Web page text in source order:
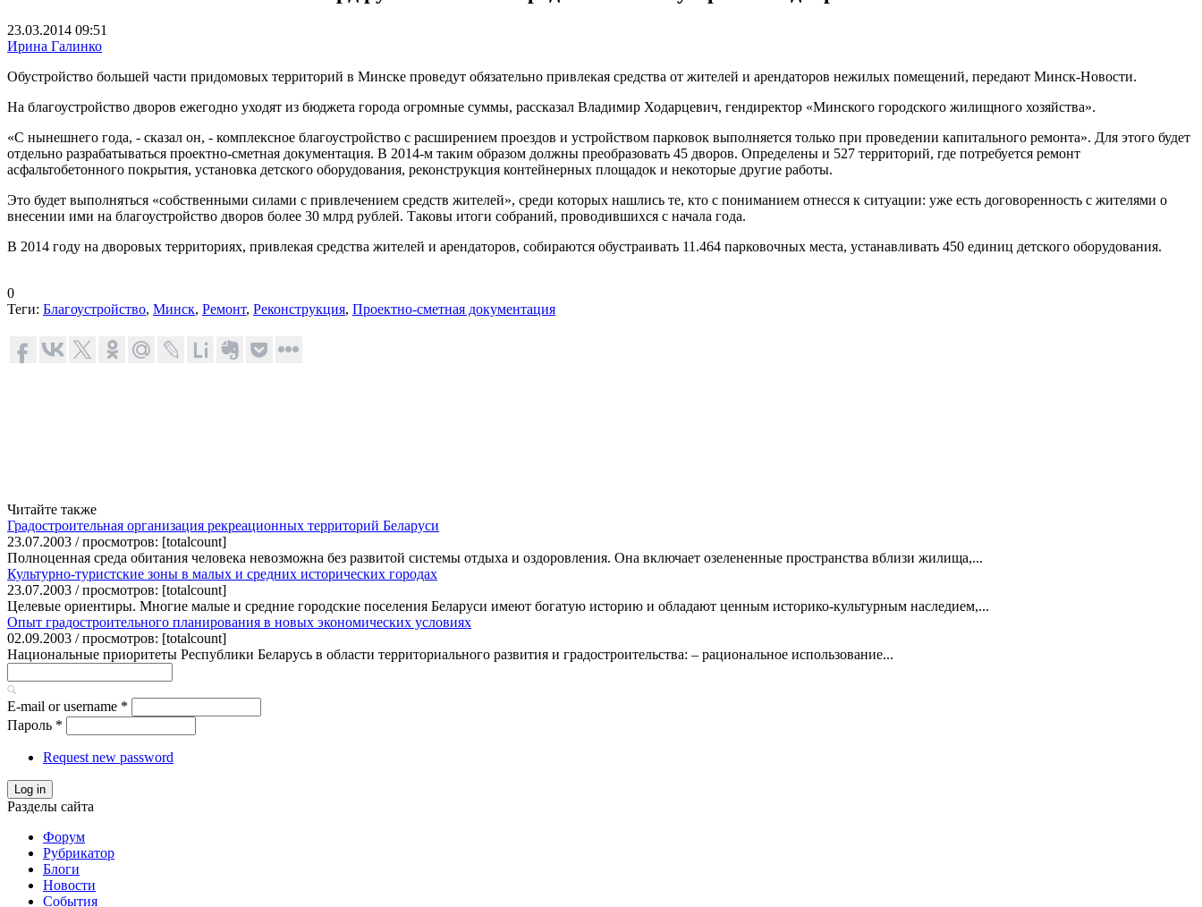
23.03.2014 09:51
Ирина Галинко
Обустройство большей части придомовых территорий в Минске проведут обязательно привлекая средства от жителей и арендаторов нежилых помещений, передают Минск-Новости.
На благоустройство дворов ежегодно уходят из бюджета города огромные суммы, рассказал Владимир Ходарцевич, гендиректор «Минского городского жилищного хозяйства».
«С нынешнего года, - сказал он, - комплексное благоустройство с расширением проездов и устройством парковок выполняется только при проведении капитального ремонта». Для этого будет
отдельно разрабатываться проектно-сметная документация. В 2014-м таким образом должны преобразовать 45 дворов. Определены и 527 территорий, где потребуется ремонт
асфальтобетонного покрытия, установка детского оборудования, реконструкция контейнерных площадок и некоторые другие работы.
Это будет выполняться «собственными силами с привлечением средств жителей», среди которых нашлись те, кто с пониманием отнесся к ситуации: уже есть договоренность с жителями о
внесении ими на благоустройство дворов более 30 млрд рублей. Таковы итоги собраний, проводившихся с начала года.
В 2014 году на дворовых территориях, привлекая средства жителей и арендаторов, собираются обустраивать 11.464 парковочных места, устанавливать 450 единиц детского оборудования.
0
Теги: Благоустройство, Минск, Ремонт, Реконструкция, Проектно-сметная документация
Читайте также
Градостроительная организация рекреационных территорий Беларуси
23.07.2003 / просмотров: [totalcount]
Полноценная среда обитания человека невозможна без развитой системы отдыха и оздоровления. Она включает озелененные пространства вблизи жилища,...
Культурно-туристские зоны в малых и средних исторических городах
23.07.2003 / просмотров: [totalcount]
Целевые ориентиры. Многие малые и средние городские поселения Беларуси имеют богатую историю и обладают ценным историко-культурным наследием,...
Опыт градостроительного планирования в новых экономических условиях
02.09.2003 / просмотров: [totalcount]
Национальные приоритеты Республики Беларусь в области территориального развития и градостроительства: – рациональное использование...
E-mail or username *
Пароль *
Request new password
Log in
Разделы сайта
Форум
Рубрикатор
Блоги
Новости
События